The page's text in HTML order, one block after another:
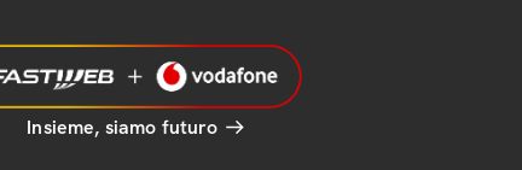
Insieme, siamo futuro